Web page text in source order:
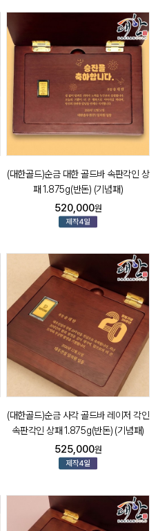
(대한골드)순금 대한 골드바 속판각인 상
패 1.875g(반돈) (기념패)
520,000원
(대한골드)순금 사각 골드바 레이저 각인
속판각인 상패 1.875g(반돈) (기념패)
525,000원